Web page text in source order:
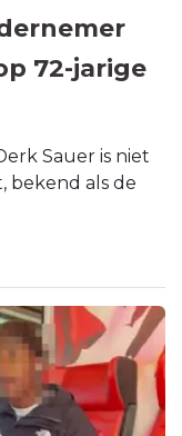
72-jarige
Sauer is niet
bekend als de